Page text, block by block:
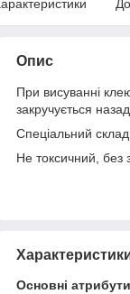
Опис
При висуванні
закручується
Спеціальний склад
Не токсичний, без
Основні атрибути